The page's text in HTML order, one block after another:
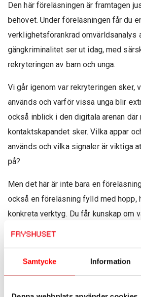
Samtycke Information
Den här föreläsningen är framtagen
behovet. Under föreläsningen får du
verklighetsförankrad omvärldsanalys
gängkriminalitet ser ut idag, med
rekryteringen av barn och unga.
Vi går igenom var rekryteringen sker,
används och varför vissa unga blir
också inblick i den digitala arenan där
kontaktskapandet sker. Vilka appar
används och vilka signaler är viktiga
på?
Men det här är inte bara en
också en föreläsning fylld med hopp,
konkreta verktyg. Du får kunskap om
kan göra, hur du kan identifiera
skapar trygga och meningsfulla
hur du bemöter när du misstänker att
fel.